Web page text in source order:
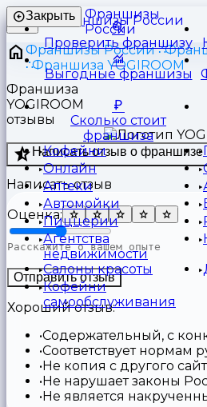
Франшизы
России
Закрыть
Проверить франшизу
Выгодные франшизы
Сколько стоит
франшиза
Кофейни
Онлайн
Аптеки
Автомойки
Пиццерии
Агентства
недвижимости
Салоны красоты
Кофейни
самообслуживания
Франшизы России
Франшиза YOGIROOM
Франшиза
YOGIROOM
отзывы
Написать отзыв о франшизе
Написать отзыв
Оценка:
Отправить отзыв
Хороший отзыв:
Содержательный, с
Соответствует нормам
Не копия с другого
Не нарушает законы
Не является